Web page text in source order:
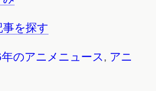
を探す
のアニメニュース, アニ